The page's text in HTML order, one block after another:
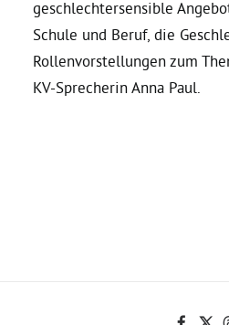
Grüne Jugend
geschlechtersensible
Schule und Beruf, die
Rollenvorstellungen zum
KV-Sprecherin Anna Paul.